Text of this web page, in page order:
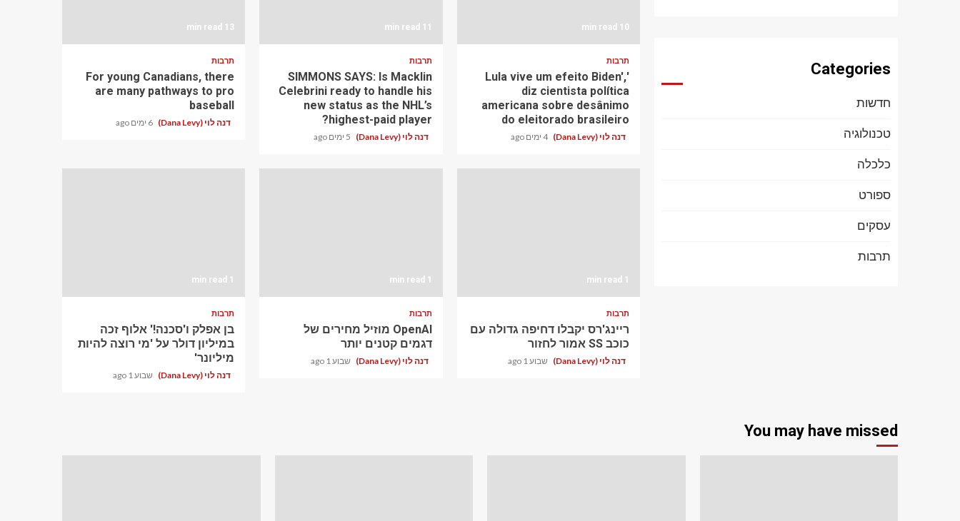
10 min read
תרבות
'Lula vive um efeito Biden',
diz cientista política
americana sobre desânimo
do eleitorado brasileiro
דנה לוי (Dana Levy) 4 ימים ago
11 min read
תרבות
SIMMONS SAYS: Is Macklin
Celebrini ready to handle his
new status as the NHL’s
highest-paid player?
דנה לוי (Dana Levy) 5 ימים ago
13 min read
תרבות
For young Canadians, there
are many pathways to pro
baseball
דנה לוי (Dana Levy) 6 ימים ago
1 min read
תרבות
ריינג'רס יקבלו דחיפה גדולה עם
כוכב SS אמור לחזור
דנה לוי (Dana Levy) שבוע 1 ago
1 min read
תרבות
OpenAI מוזיל מחירים של
דגמים קטנים יותר
דנה לוי (Dana Levy) שבוע 1 ago
1 min read
תרבות
בן אפלק ו'סכנה!' אלוף זכה
במיליון דולר על 'מי רוצה להיות
מיליונר'
דנה לוי (Dana Levy) שבוע 1 ago
Categories
חדשות
טכנולוגיה
כלכלה
ספורט
עסקים
תרבות
You may have missed